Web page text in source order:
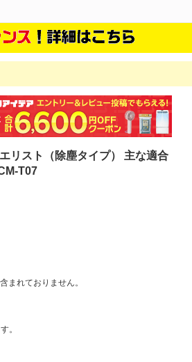
リスト（除塵タイプ） 主な適合
T07
まれておりません。
。